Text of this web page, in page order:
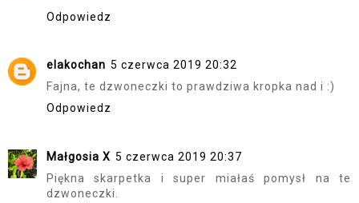
Odpowiedz
elakochan 5 czerwca 2019 20:32
Fajna, te dzwoneczki to prawdziwa kropka nad i :)
Odpowiedz
Małgosia X 5 czerwca 2019 20:37
Piękna skarpetka i super miałaś pomysł na te
dzwoneczki.